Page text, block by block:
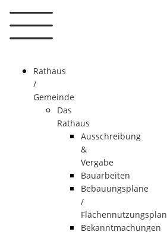
Rathaus
/
Gemeinde
Das
Rathaus
Ausschreibung
&
Vergabe
Bauarbeiten
Bebauungspläne
/
Flächennutzungsplan
Bekanntmachungen